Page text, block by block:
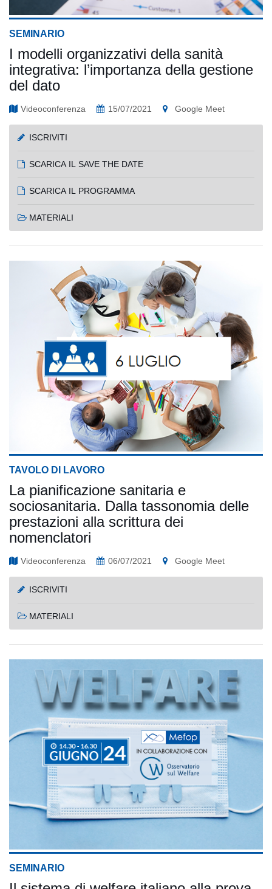
SEMINARIO
I modelli organizzativi della sanità
integrativa: l’importanza della gestione
del dato
Videoconferenza 15/07/2021 Google Meet
ISCRIVITI
SCARICA IL SAVE THE DATE
SCARICA IL PROGRAMMA
MATERIALI
TAVOLO DI LAVORO
La pianificazione sanitaria e
sociosanitaria. Dalla tassonomia delle
prestazioni alla scrittura dei
nomenclatori
Videoconferenza 06/07/2021 Google Meet
ISCRIVITI
MATERIALI
SEMINARIO